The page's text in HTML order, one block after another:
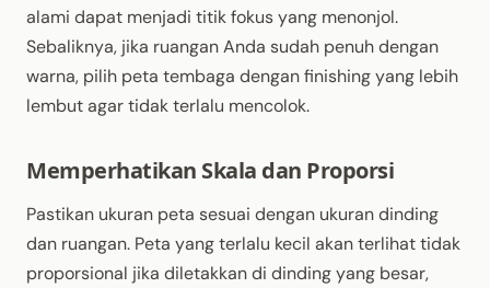
alami dapat menjadi titik fokus yang menonjol.
Sebaliknya, jika ruangan Anda sudah penuh dengan
warna, pilih peta tembaga dengan finishing yang lebih
lembut agar tidak terlalu mencolok.
Memperhatikan Skala dan Proporsi
Pastikan ukuran peta sesuai dengan ukuran dinding
dan ruangan. Peta yang terlalu kecil akan terlihat tidak
proporsional jika diletakkan di dinding yang besar,